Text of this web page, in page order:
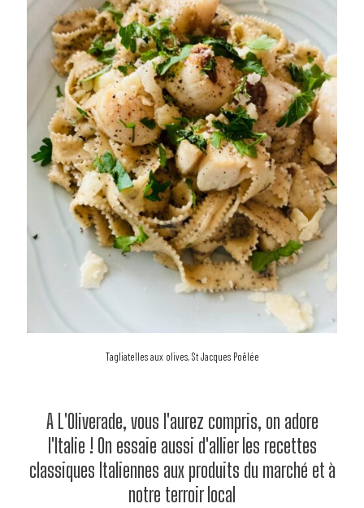
Tagliatelles aux olives, St Jacques Poêlée
A L'Oliverade, vous l'aurez compris, on adore
l'Italie ! On essaie aussi d'allier les recettes
classiques Italiennes aux produits du marché et à
notre terroir local